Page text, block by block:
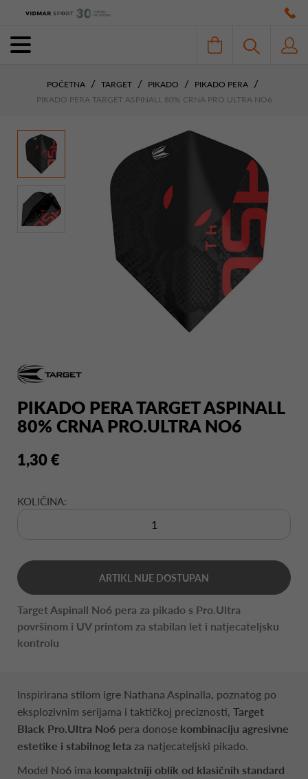
POČETNA TARGET PIKADO
PIKADO PERA
PIKADO PERA TARGET ASPINALL 80% CRNA PRO.ULTRA NO6
PIKADO PERA TARGET ASPINALL
80% CRNA PRO.ULTRA NO6
1,30 €
KOLIČINA:
ARTIKL NIJE DOSTUPAN
Target Aspinall No6 pera za pikado s Pro.Ultra
površinom i UV printom za stabilan let i natjecateljsku
kontrolu
Inspirirana stilom igre Nathana Aspinalla, poznatog po
eksplozivnim serijama i taktičkoj preciznosti, Target
Black Pro.Ultra No6 pera donose kombinaciju agresivne
estetike i stabilnog leta za natjecateljski pikado.
Model No6 ima kompaktniji oblik od klasičnih standard